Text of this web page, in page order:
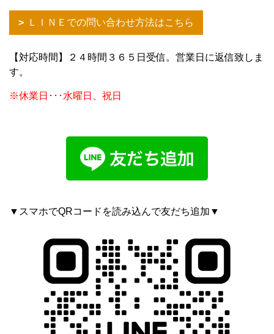
ＬＩＮＥでの問い合わせ方法はこちら
【対応時間】２４時間３６５日受信。営業日に返信致しま
す。
※休業日･･･水曜日、祝日
▼スマホでQRコードを読み込んで友だち追加▼